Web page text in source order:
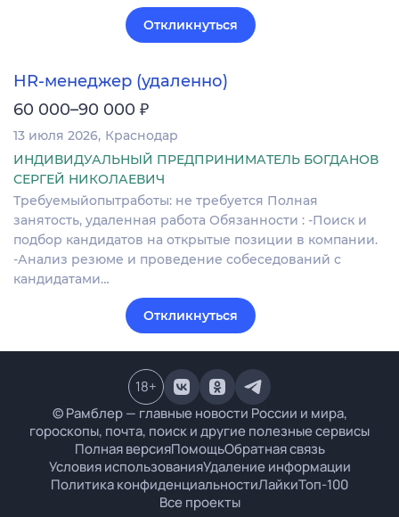
Откликнуться
HR-менеджер (удаленно)
60 000–90 000 ₽
13 июля 2026 Краснодар
ИНДИВИДУАЛЬНЫЙ ПРЕДПРИНИМАТЕЛЬ БОГДАНОВ
СЕРГЕЙ НИКОЛАЕВИЧ
Требуемыйопытработы: не требуется Полная
занятость, удаленная работа Обязанности : -Поиск и
подбор кандидатов на открытые позиции в компании.
-Анализ резюме и проведение собеседований с
кандидатами…
Откликнуться
© Рамблер — главные новости России и мира,
гороскопы, почта, поиск и другие полезные сервисы
Полная версияПомощьОбратная связь
Условия использованияУдаление информации
Политика конфиденциальностиЛайкиТоп-100
Все проекты
18+